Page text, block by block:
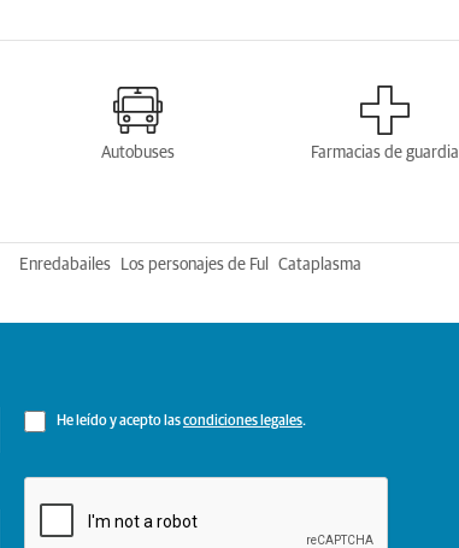
Autobuses Farmacias de guardia
Enredabailes Los personajes de Ful Cataplasma
He leído y acepto lascondiciones legales.